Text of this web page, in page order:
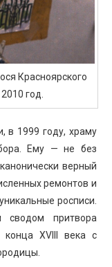
Красноярского
год.
в 1999 году, храму
Ему — не без
верный
ремонтов и
росписи.
притвора
конца XVIII века с